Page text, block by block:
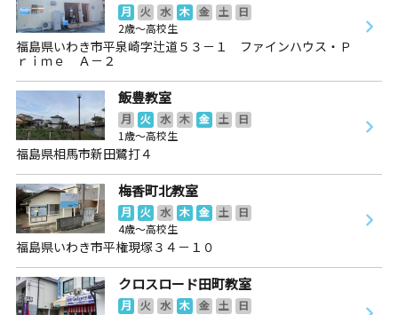
月 火 水 木 金 土
日
2歳～高校生
福島県いわき市平泉崎字辻道５３－１ ファインハウス・Ｐ
ｒｉｍｅ Ａ－２
飯豊教室
月 火 水 木 金 土
日
1歳～高校生
福島県相馬市新田鷺打４
梅香町北教室
月 火 水 木 金 土
日
4歳～高校生
福島県いわき市平権現塚３４－１０
クロスロード田町教室
月 火 水 木 金 土
日